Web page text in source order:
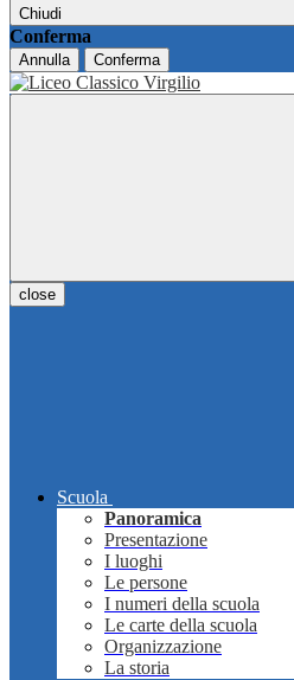
Chiudi
Conferma
Annulla Conferma
close
Scuola
Panoramica
Presentazione
I luoghi
Le persone
I numeri della scuola
Le carte della scuola
Organizzazione
La storia